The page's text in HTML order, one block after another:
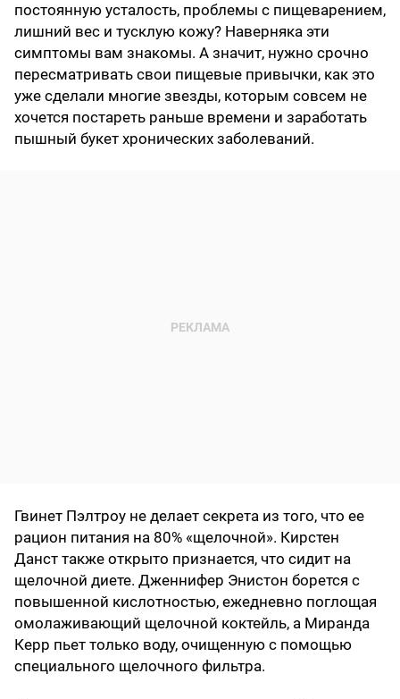
постоянную усталость, проблемы с пищеварением,
лишний вес и тусклую кожу? Наверняка эти
симптомы вам знакомы. А значит, нужно срочно
пересматривать свои пищевые привычки, как это
уже сделали многие звезды, которым совсем не
хочется постареть раньше времени и заработать
пышный букет хронических заболеваний.
Гвинет Пэлтроу не делает секрета из того, что ее
рацион питания на 80% «щелочной». Кирстен
Данст также открыто признается, что сидит на
щелочной диете. Дженнифер Энистон борется с
повышенной кислотностью, ежедневно поглощая
омолаживающий щелочной коктейль, а Миранда
Керр пьет только воду, очищенную с помощью
специального щелочного фильтра.